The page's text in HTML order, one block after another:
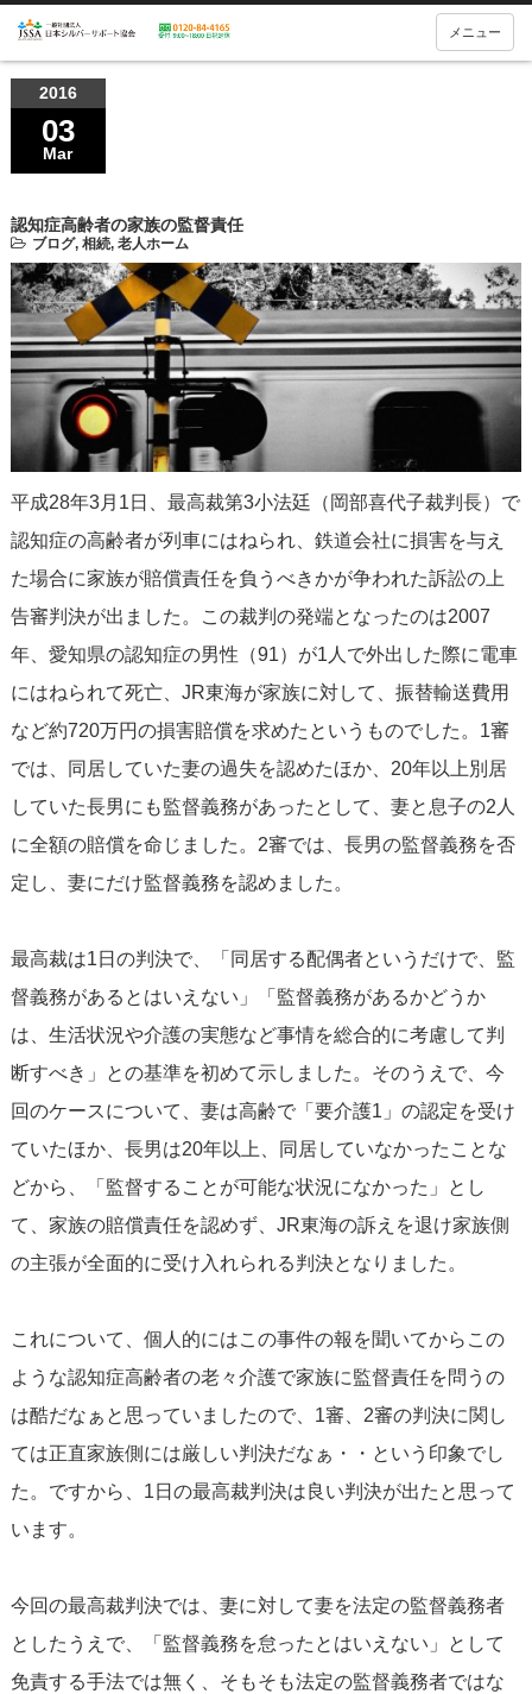
メニュー
2016
03
Mar
認知症高齢者の家族の監督責任
ブログ, 相続, 老人ホーム
平成28年3月1日、最高裁第3小法廷（岡部喜代子裁判長）で
認知症の高齢者が列車にはねられ、鉄道会社に損害を与え
た場合に家族が賠償責任を負うべきかが争われた訴訟の上
告審判決が出ました。この裁判の発端となったのは2007
年、愛知県の認知症の男性（91）が1人で外出した際に電車
にはねられて死亡、JR東海が家族に対して、振替輸送費用
など約720万円の損害賠償を求めたというものでした。1審
では、同居していた妻の過失を認めたほか、20年以上別居
していた長男にも監督義務があったとして、妻と息子の2人
に全額の賠償を命じました。2審では、長男の監督義務を否
定し、妻にだけ監督義務を認めました。
最高裁は1日の判決で、「同居する配偶者というだけで、監
督義務があるとはいえない」「監督義務があるかどうか
は、生活状況や介護の実態など事情を総合的に考慮して判
断すべき」との基準を初めて示しました。そのうえで、今
回のケースについて、妻は高齢で「要介護1」の認定を受け
ていたほか、長男は20年以上、同居していなかったことな
どから、「監督することが可能な状況になかった」とし
て、家族の賠償責任を認めず、JR東海の訴えを退け家族側
の主張が全面的に受け入れられる判決となりました。
これについて、個人的にはこの事件の報を聞いてからこの
ような認知症高齢者の老々介護で家族に監督責任を問うの
は酷だなぁと思っていましたので、1審、2審の判決に関し
ては正直家族側には厳しい判決だなぁ・・という印象でし
た。ですから、1日の最高裁判決は良い判決が出たと思って
います。
今回の最高裁判決では、妻に対して妻を法定の監督義務者
としたうえで、「監督義務を怠ったとはいえない」として
免責する手法では無く、そもそも法定の監督義務者ではな